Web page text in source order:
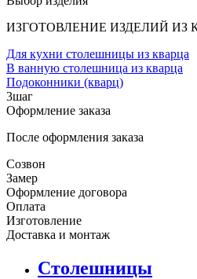
ИЗГОТОВЛЕНИЕ ИЗДЕЛИЙ ИЗ
Для кухни столешницы из кварца
В ванную столешница из кварца
Подоконники (кварц)
3шаг
Оформление заказа
После оформления заказа
Созвон
Замер
Оформление договора
Оплата
Изготовление
Доставка и монтаж
Столешницы